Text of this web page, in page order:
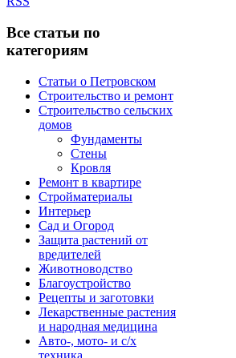
Все статьи по
категориям
Статьи о Петровском
Строительство и ремонт
Строительство сельских
домов
Фундаменты
Стены
Кровля
Ремонт в квартире
Стройматериалы
Интерьер
Сад и Огород
Защита растений от
вредителей
Животноводство
Благоустройство
Рецепты и заготовки
Лекарственные растения
и народная медицина
Авто-, мото- и с/х
техника